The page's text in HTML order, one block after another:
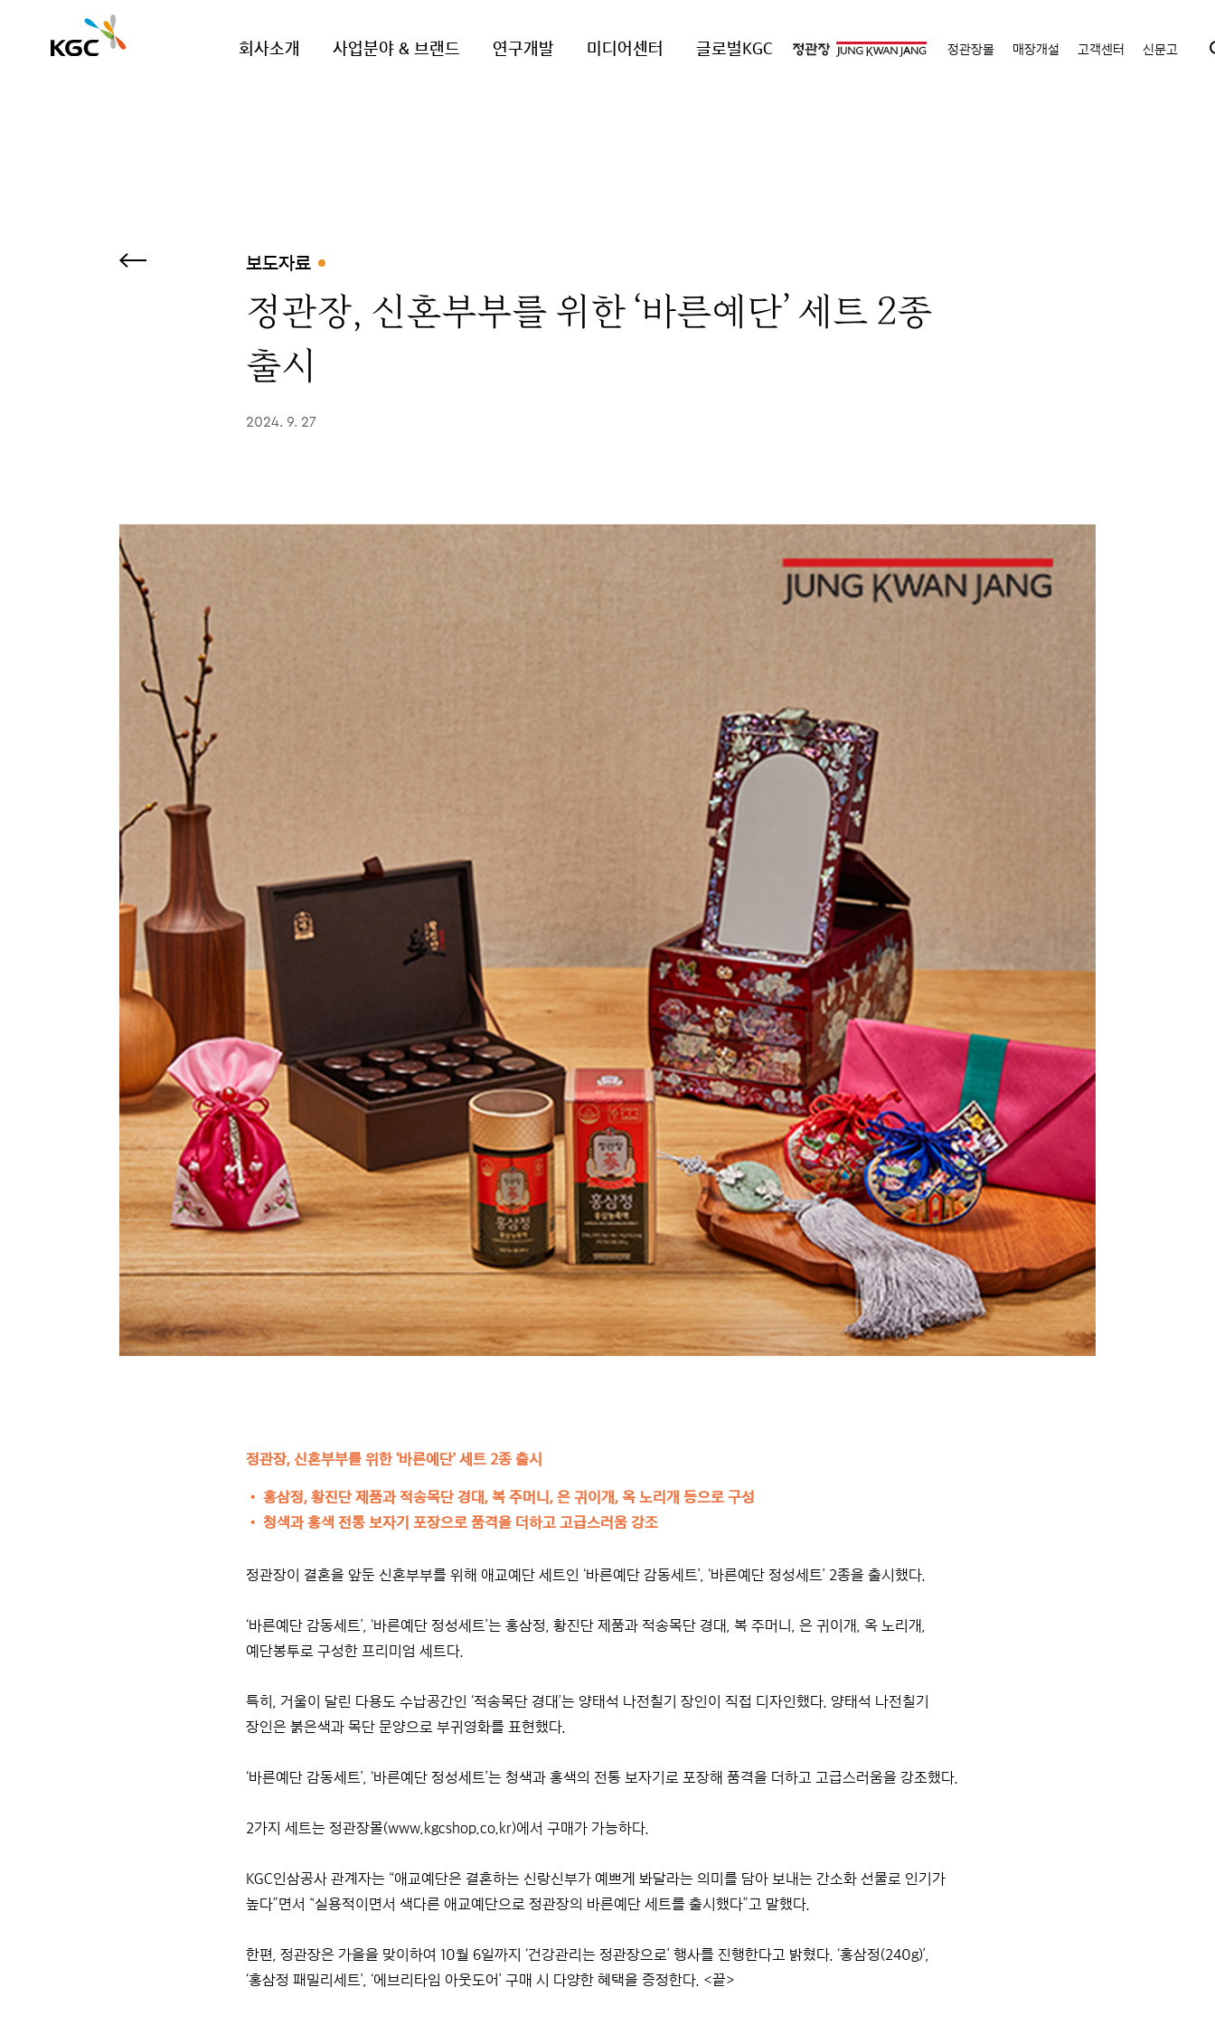
회사소개 사업분야 & 브랜드 연구개발 미디어센터 글로벌KGC 정관장몰 매장개설 고객센터 신문고
보도자료
정관장, 신혼부부를 위한 ‘바른예단’ 세트 2종
출시
2024. 9. 27
정관장, 신혼부부를 위한 ‘바른예단’ 세트 2종 출시
• 홍삼정, 황진단 제품과 적송목단 경대, 복 주머니, 은 귀이개, 옥 노리개 등으로 구성
• 청색과 홍색 전통 보자기 포장으로 품격을 더하고 고급스러움 강조
정관장이 결혼을 앞둔 신혼부부를 위해 애교예단 세트인 ‘바른예단 감동세트’, ‘바른예단 정성세트’ 2종을 출시했다.
‘바른예단 감동세트’, ‘바른예단 정성세트’는 홍삼정, 황진단 제품과 적송목단 경대, 복 주머니, 은 귀이개, 옥 노리개,
예단봉투로 구성한 프리미엄 세트다.
특히, 거울이 달린 다용도 수납공간인 ‘적송목단 경대’는 양태석 나전칠기 장인이 직접 디자인했다. 양태석 나전칠기
장인은 붉은색과 목단 문양으로 부귀영화를 표현했다.
‘바른예단 감동세트’, ‘바른예단 정성세트’는 청색과 홍색의 전통 보자기로 포장해 품격을 더하고 고급스러움을 강조했다.
2가지 세트는 정관장몰(www.kgcshop.co.kr)에서 구매가 가능하다.
KGC인삼공사 관계자는 “애교예단은 결혼하는 신랑신부가 예쁘게 봐달라는 의미를 담아 보내는 간소화 선물로 인기가
높다”면서 “실용적이면서 색다른 애교예단으로 정관장의 바른예단 세트를 출시했다”고 말했다.
한편, 정관장은 가을을 맞이하여 10월 6일까지 ‘건강관리는 정관장으로’ 행사를 진행한다고 밝혔다. ‘홍삼정(240g)’,
‘홍삼정 패밀리세트’, ‘에브리타임 아웃도어’ 구매 시 다양한 혜택을 증정한다. <끝>